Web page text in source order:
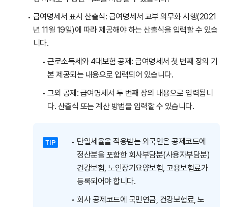
급여명세서 표시 산출식: 급여명세서 교부 의무화 시행(2021
년 11월 19일)에 따라 제공해야 하는 산출식을 입력할 수 있습
니다.
근로소득세와 4대보험 공제: 급여명세서 첫 번째 장의 기
본 제공되는 내용으로 입력되어 있습니다.
그외 공제: 급여명세서 두 번째 장의 내용으로 입력됩니
다. 산출식 또는 계산 방법을 입력할 수 있습니다.
단일세율을 적용받는 외국인은 공제코드에
정산분을 포함한 회사부담분(사용자부담분)
건강보험, 노인장기요양보험, 고용보험료가
등록되어야 합니다.
회사 공제코드에 국민연금, 건강보험료, 노